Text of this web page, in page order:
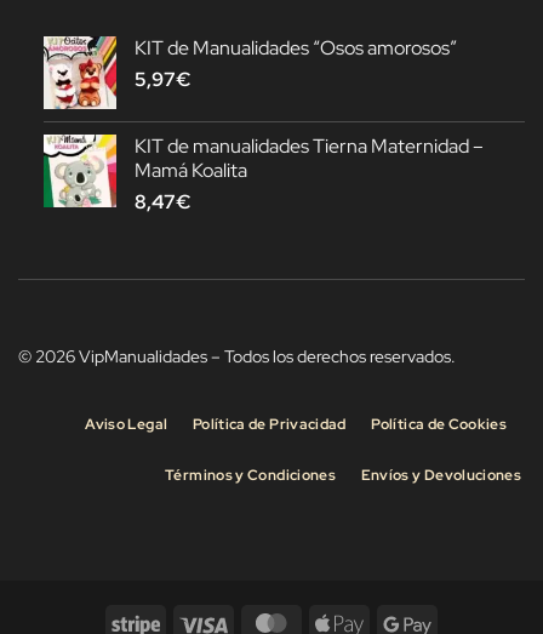
KIT de Manualidades “Osos amorosos”
5,97€
KIT de manualidades Tierna Maternidad –
Mamá Koalita
8,47€
© 2026 VipManualidades – Todos los derechos reservados.
Aviso Legal Política de Privacidad Política de Cookies
Términos y Condiciones Envíos y Devoluciones
Stripe Visa MasterCardApple Google